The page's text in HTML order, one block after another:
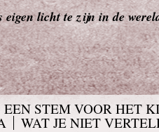
eigen licht te zijn in de
EEN STEM VOOR HET
WAT JE NIET